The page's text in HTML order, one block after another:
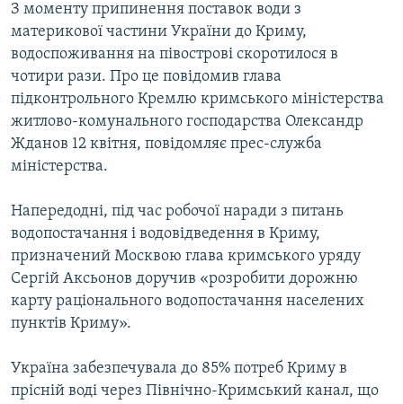
Усі сайти RFE/RL
З моменту припинення поставок води з
материкової частини України до Криму,
водоспоживання на півострові скоротилося в
чотири рази. Про це повідомив глава
підконтрольного Кремлю кримського міністерства
житлово-комунального господарства Олександр
Жданов 12 квітня, повідомляє прес-служба
міністерства.
Напередодні, під час робочої наради з питань
водопостачання і водовідведення в Криму,
призначений Москвою глава кримського уряду
Сергій Аксьонов доручив «розробити дорожню
карту раціонального водопостачання населених
пунктів Криму».
Україна забезпечувала до 85% потреб Криму в
прісній воді через Північно-Кримський канал, що